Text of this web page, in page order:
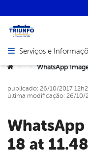
Abrir menu principal
Serviços e
Você está aqui:
> > WhatsApp
WhatsApp Image 2017-10-
18 at
publicado: 26/10/2017
última modificação: 26/10/